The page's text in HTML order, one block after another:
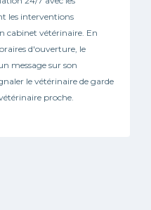
les interventions
cabinet vétérinaire. En
d'ouverture, le
message sur son
le vétérinaire de garde
proche.